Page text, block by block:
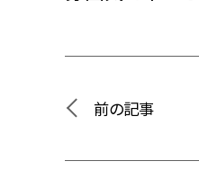
前の記事